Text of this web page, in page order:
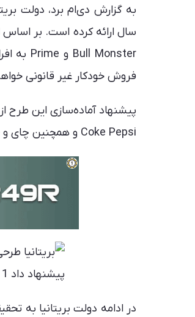
فروش خودکار غیر قانونی
Coke Pepsi و همچنین چای و قهوه، مشمول این محدودیت نمی‌شوند.
در ادامه دولت بریتانیا به